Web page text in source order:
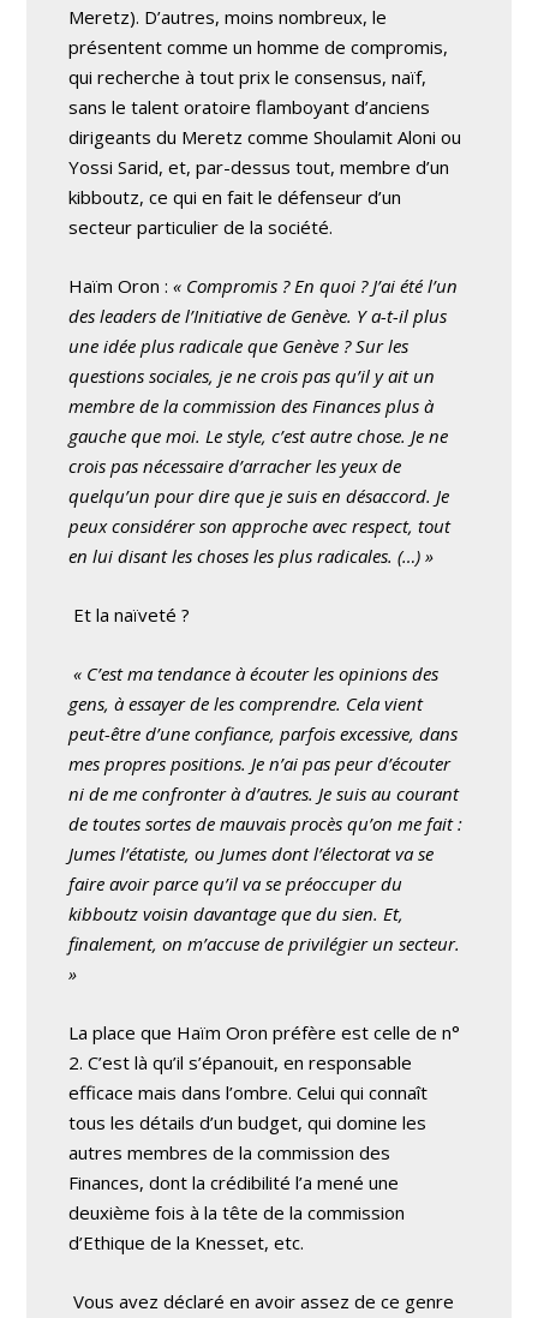
Meretz). D’autres, moins nombreux, le
présentent comme un homme de compromis,
qui recherche à tout prix le consensus, naïf,
sans le talent oratoire flamboyant d’anciens
dirigeants du Meretz comme Shoulamit Aloni ou
Yossi Sarid, et, par-dessus tout, membre d’un
kibboutz, ce qui en fait le défenseur d’un
secteur particulier de la société.
Haïm Oron :« Compromis ? En quoi ? J’ai été l’un
des leaders de l’Initiative de Genève. Y a-t-il plus
une idée plus radicale que Genève ? Sur les
questions sociales, je ne crois pas qu’il y ait un
membre de la commission des Finances plus à
gauche que moi. Le style, c’est autre chose. Je ne
crois pas nécessaire d’arracher les yeux de
quelqu’un pour dire que je suis en désaccord. Je
peux considérer son approche avec respect, tout
en lui disant les choses les plus radicales. (…) »
Et la naïveté ?
« C’est ma tendance à écouter les opinions des
gens, à essayer de les comprendre. Cela vient
peut-être d’une confiance, parfois excessive, dans
mes propres positions. Je n’ai pas peur d’écouter
ni de me confronter à d’autres. Je suis au courant
de toutes sortes de mauvais procès qu’on me fait :
Jumes l’étatiste, ou Jumes dont l’électorat va se
faire avoir parce qu’il va se préoccuper du
kibboutz voisin davantage que du sien. Et,
finalement, on m’accuse de privilégier un secteur.
»
La place que Haïm Oron préfère est celle de n°
2. C’est là qu’il s’épanouit, en responsable
efficace mais dans l’ombre. Celui qui connaît
tous les détails d’un budget, qui domine les
autres membres de la commission des
Finances, dont la crédibilité l’a mené une
deuxième fois à la tête de la commission
d’Ethique de la Knesset, etc.
Vous avez déclaré en avoir assez de ce genre